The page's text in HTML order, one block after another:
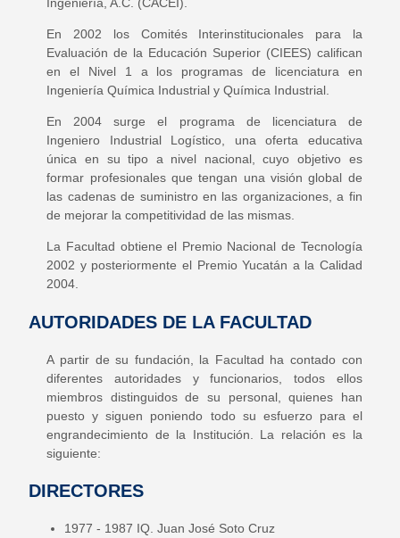
Ingeniería, A.C. (CACEI).
En 2002 los Comités Interinstitucionales para la
Evaluación de la Educación Superior (CIEES) califican
en el Nivel 1 a los programas de licenciatura en
Ingeniería Química Industrial y Química Industrial.
En 2004 surge el programa de licenciatura de
Ingeniero Industrial Logístico, una oferta educativa
única en su tipo a nivel nacional, cuyo objetivo es
formar profesionales que tengan una visión global de
las cadenas de suministro en las organizaciones, a fin
de mejorar la competitividad de las mismas.
La Facultad obtiene el Premio Nacional de Tecnología
2002 y posteriormente el Premio Yucatán a la Calidad
2004.
AUTORIDADES DE LA FACULTAD
A partir de su fundación, la Facultad ha contado con
diferentes autoridades y funcionarios, todos ellos
miembros distinguidos de su personal, quienes han
puesto y siguen poniendo todo su esfuerzo para el
engrandecimiento de la Institución. La relación es la
siguiente:
DIRECTORES
1977 - 1987 IQ. Juan José Soto Cruz